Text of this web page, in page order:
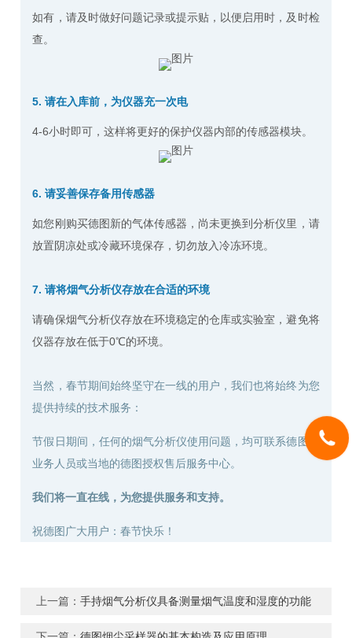
如有，请及时做好问题记录或提示贴，以便启用时，及时检
查。
5. 请在入库前，为仪器充一次电
4-6小时即可，这样将更好的保护仪器内部的传感器模块。
6. 请妥善保存备用传感器
如您刚购买德图新的气体传感器 ，尚未更换到分析仪里，请
放置阴凉处或冷藏环境保存，切勿放入冷冻环境。
7. 请将烟气分析仪存放在合适的环境
请确保烟气分析仪存放在环境稳定的仓库或实验室，避免将
仪器存放在低于0℃的环境。
当然，春节期间始终坚守在一线的用户，我们也将始终为您
提供持续的技术服务：
节假日期间，任何的烟气分析仪使用问题，均可联系德图的
业务人员或当地的德图授权售后服务中心。
我们将一直在线，为您提供服务和支持。
祝德图广大用户：春节快乐！
上一篇：手持烟气分析仪具备测量烟气温度和湿度的功能